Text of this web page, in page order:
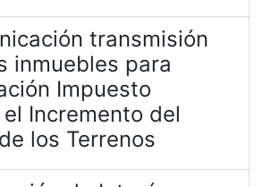
transmisión
inmuebles para
Impuesto
Incremento del
los Terrenos